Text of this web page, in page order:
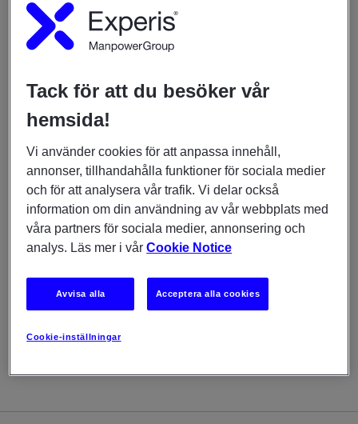
INSIKTER OCH UNDERSÖKNINGAR
9 juni 2026
IT & tech‑branschen visar stabil rekryteringstakt inför
FÖR JOBBSÖKARE
Soft skills – nyfikenhet och flexibilitet värderas högt
inom IT-branschen
FÖR JOBBSÖKARE
7 maj 2026
Tack för att du besöker vår
hemsida!
Vi använder cookies för att anpassa innehåll,
annonser, tillhandahålla funktioner för sociala medier
och för att analysera vår trafik. Vi delar också
information om din användning av vår webbplats med
våra partners för sociala medier, annonsering och
analys. Läs mer i vårCookie Notice
Cookie-inställningar
Avvisa alla Acceptera alla cookies